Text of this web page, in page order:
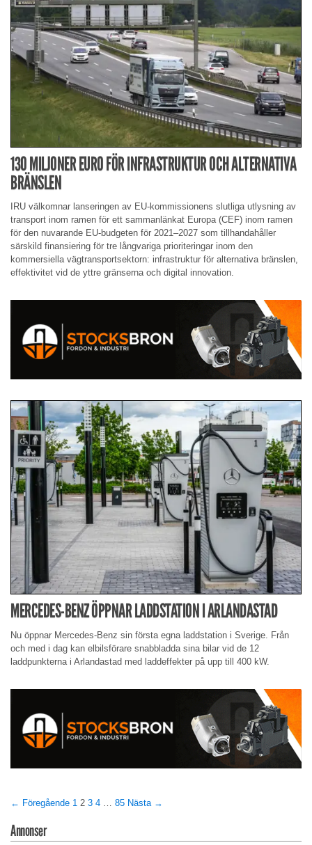
130 MILJONER EURO FÖR INFRASTRUKTUR OCH ALTERNATIVA
BRÄNSLEN
IRU välkomnar lanseringen av EU-kommissionens slutliga utlysning av
transport inom ramen för ett sammanlänkat Europa (CEF) inom ramen
för den nuvarande EU-budgeten för 2021–2027 som tillhandahåller
särskild finansiering för tre långvariga prioriteringar inom den
kommersiella vägtransportsektorn: infrastruktur för alternativa bränslen,
effektivitet vid de yttre gränserna och digital innovation.
MERCEDES-BENZ ÖPPNAR LADDSTATION I ARLANDASTAD
Nu öppnar Mercedes-Benz sin första egna laddstation i Sverige. Från
och med i dag kan elbilsförare snabbladda sina bilar vid de 12
laddpunkterna i Arlandastad med laddeffekter på upp till 400 kW.
← Föregående 1 2 3 4 85 Nästa →
Annonser